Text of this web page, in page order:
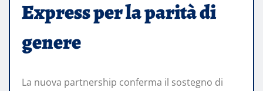
Express per la parità di
genere
La nuova partnership conferma il sostegno di